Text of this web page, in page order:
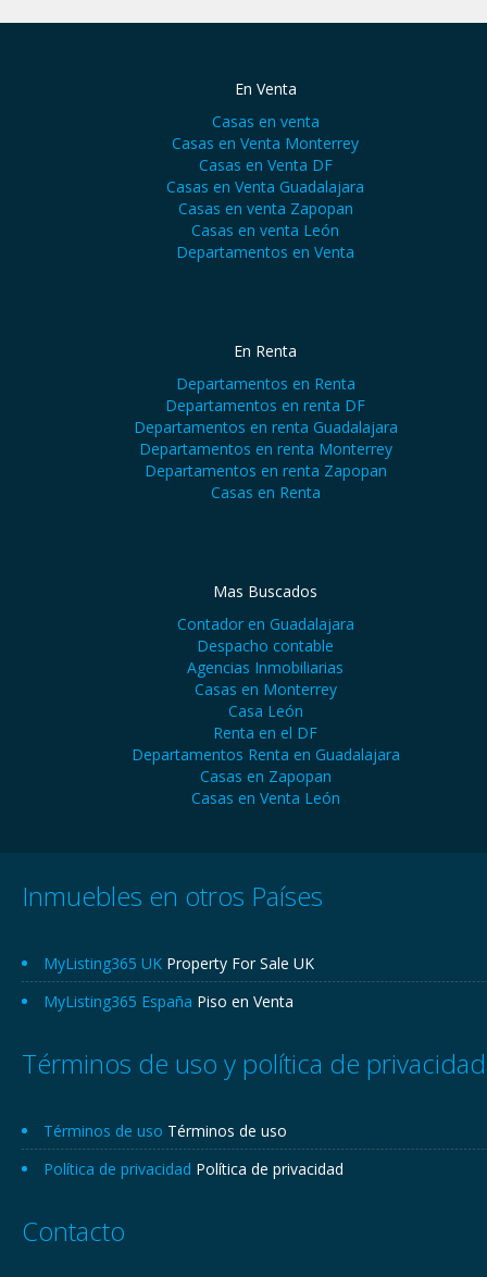
En Venta
Casas en venta
Casas en Venta Monterrey
Casas en Venta DF
Casas en Venta Guadalajara
Casas en venta Zapopan
Casas en venta León
Departamentos en Venta
En Renta
Departamentos en Renta
Departamentos en renta DF
Departamentos en renta Guadalajara
Departamentos en renta Monterrey
Departamentos en renta Zapopan
Casas en Renta
Mas Buscados
Contador en Guadalajara
Despacho contable
Agencias Inmobiliarias
Casas en Monterrey
Casa León
Renta en el DF
Departamentos Renta en Guadalajara
Casas en Zapopan
Casas en Venta León
Inmuebles en otros Países
MyListing365 UK Property For Sale UK
MyListing365 España Piso en Venta
Términos de uso y política de privacidad
Términos de uso Términos de uso
Política de privacidad Política de privacidad
Contacto